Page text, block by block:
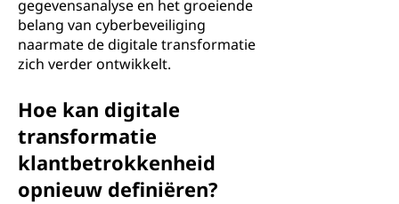
gegevensanalyse en het groeiende
belang van cyberbeveiliging
naarmate de digitale transformatie
zich verder ontwikkelt.
Hoe kan digitale
transformatie
klantbetrokkenheid
opnieuw definiëren?